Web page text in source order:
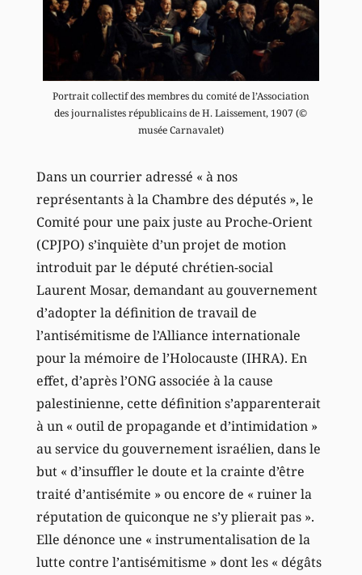
Portrait collectif des membres du comité de l’Association
des journalistes républicains de H. Laissement, 1907 (©
musée Carnavalet)
Dans un courrier adressé « à nos
représentants à la Chambre des députés », le
Comité pour une paix juste au Proche-Orient
(CPJPO) s’inquiète d’un projet de motion
introduit par le député chrétien-social
Laurent Mosar, demandant au gouvernement
d’adopter la définition de travail de
l’antisémitisme de l’Alliance internationale
pour la mémoire de l’Holocauste (IHRA). En
effet, d’après l’ONG associée à la cause
palestinienne, cette définition s’apparenterait
à un « outil de propagande et d’intimidation »
au service du gouvernement israélien, dans le
but « d’insuffler le doute et la crainte d’être
traité d’antisémite » ou encore de « ruiner la
réputation de quiconque ne s’y plierait pas ».
Elle dénonce une « instrumentalisation de la
lutte contre l’antisémitisme » dont les « dégâts